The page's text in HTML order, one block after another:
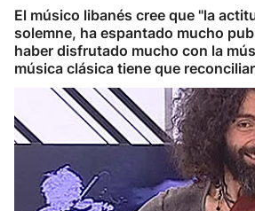
Eguraldia
El músico libanés cree que "la
solemne, ha espantado mucho
haber disfrutado mucho con la
música clásica tiene que